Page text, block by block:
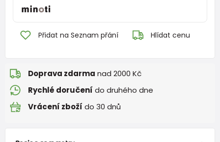
Přidat na Seznam přání Hlídat cenu
Doprava zdarma nad 2000 Kč
Rychlé doručení do druhého dne
Vrácení zboží do 30 dnů